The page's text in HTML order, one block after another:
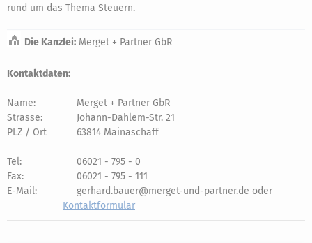
rund um das Thema Steuern.
Die Kanzlei: Merget + Partner GbR
Kontaktdaten:
Name:
Merget + Partner GbR
Strasse:
Johann-Dahlem-Str. 21
PLZ / Ort
63814 Mainaschaff
Tel:
06021 - 795 - 0
Fax:
06021 - 795 - 111
E-Mail:
gerhard.bauer@merget-und-partner.de oder
Kontaktformular